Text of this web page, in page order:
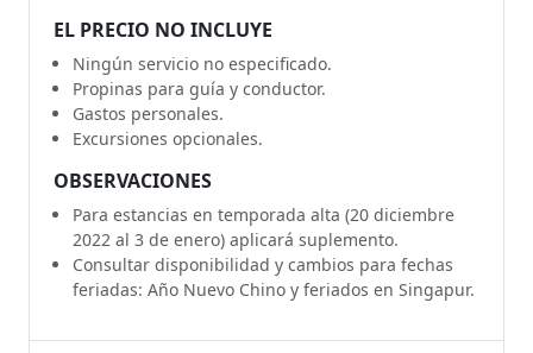
EL PRECIO NO INCLUYE
Ningún servicio no especificado.
Propinas para guía y conductor.
Gastos personales.
Excursiones opcionales.
OBSERVACIONES
Para estancias en temporada alta (20 diciembre
2022 al 3 de enero) aplicará suplemento.
Consultar disponibilidad y cambios para fechas
feriadas: Año Nuevo Chino y feriados en Singapur.